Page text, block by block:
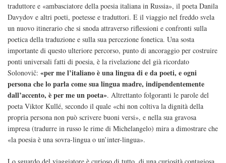
traduttore e «ambasciatore della poesia italiana in Russia», il poeta Danila
Davydov e altri poeti, poetesse e traduttori. E il viaggio nel freddo svela
un nuovo itinerario che si snoda attraverso riflessioni e confronti sulla
poetica della traduzione e sulla sua percezione fonetica. Una sosta
importante di questo ulteriore percorso, punto di ancoraggio per costruire
ponti universali fatti di poesia, è la rivelazione del già ricordato
Solonovič: «per me l’italiano è una lingua di e da poeti, e ogni
persona che lo parla come sua lingua madre, indipendentemente
dall’accento, è per me un poeta». Altrettanto folgoranti le parole del
poeta Viktor Kullé, secondo il quale «chi non coltiva la dignità della
propria persona non può scrivere buoni versi», e nella sua gravosa
impresa (tradurre in russo le rime di Michelangelo) mira a dimostrare che
«la poesia è una sovra-lingua o un’inter-lingua».